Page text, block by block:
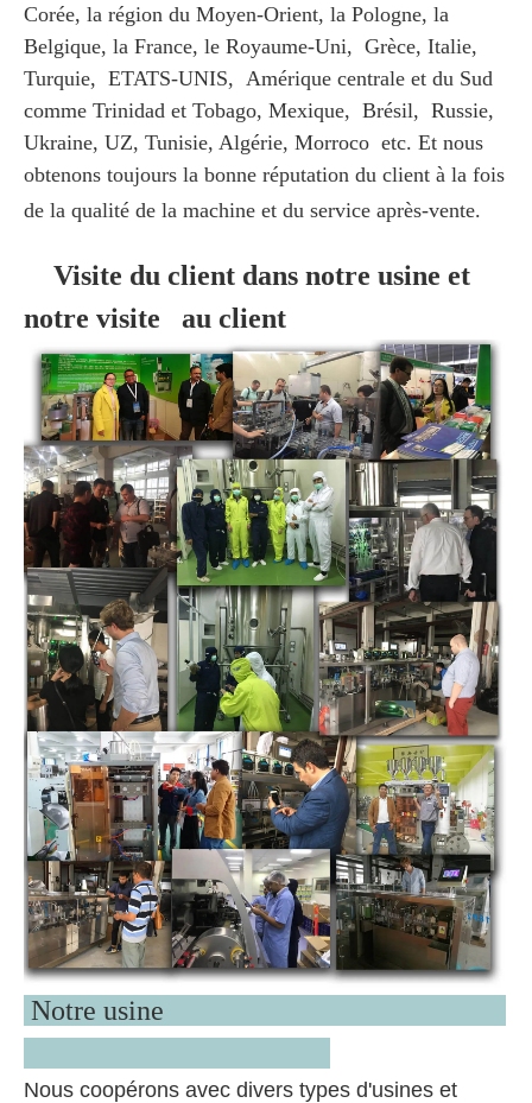
Corée, la région du Moyen-Orient, la Pologne, la
Belgique, la France, le Royaume-Uni, Grèce, Italie,
Turquie, ETATS-UNIS, Amérique centrale et du Sud
comme Trinidad et Tobago, Mexique, Brésil, Russie,
Ukraine, UZ, Tunisie, Algérie, Morroco etc. Et nous
obtenons toujours la bonne réputation du client à la fois
de la qualité de la machine et du service après-vente.
Visite du client dans notre usine et
notre visite au client
Notre usine
Nous coopérons avec divers types d'usines et